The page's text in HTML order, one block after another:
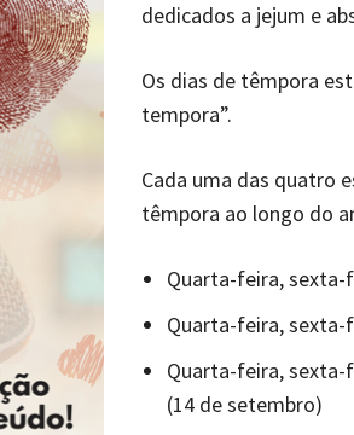
dedicados a jejum e
Os dias de têmpora
tempora”.
Cada uma das quatro
têmpora ao longo do
Quarta-feira, sexta-
Quarta-feira, sexta-
Quarta-feira, sexta-
(14 de setembro)